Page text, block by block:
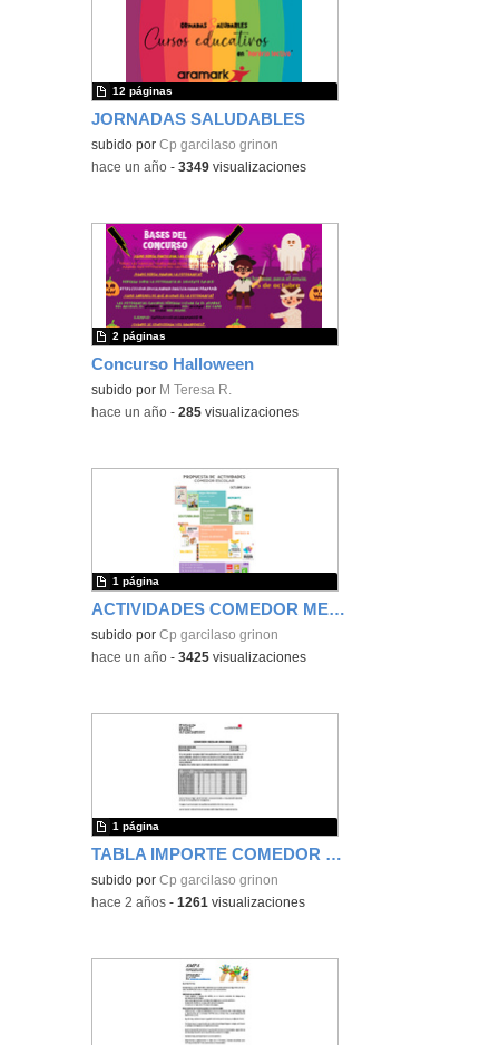
JORNADAS SALUDABLES
subido porCp garcilaso grinon
12 páginas
-hace un año -3349 visualizaciones
Concurso Halloween
subido por M Teresa R.
2 páginas
-hace un año -285 visualizaciones
ACTIVIDADES COMEDOR MES DE OCTUBRE
subido porCp garcilaso grinon
1 página
-hace un año -3425 visualizaciones
TABLA IMPORTE COMEDOR CURSO 2024-25
subido porCp garcilaso grinon
1 página
-hace 2 años -1261 visualizaciones